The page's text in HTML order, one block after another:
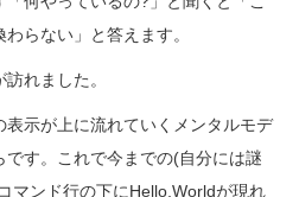
らない」と答えます。
れました。
示が上に流れていくメンタルモデ
です。これで今までの(自分には謎
マンド行の下にHello,Worldが現れ